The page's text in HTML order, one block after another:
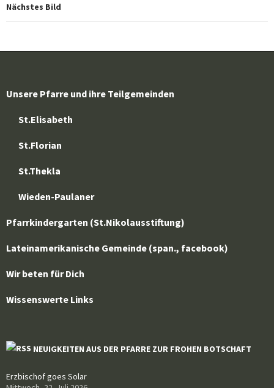
Nächstes Bild
Unsere Pfarre und ihre Teilgemeinden
St.Elisabeth
St.Florian
St.Thekla
Wieden-Paulaner
Pfarrkindergarten (St.Nikolausstiftung)
Lateinamerikanische Gemeinde (span., facebook)
Wir beten für Dich
Wissenswerte Links
NEUIGKEITEN AUS DER PFARRE ZUR FROHEN BOTSCHAFT
Erzbischof goes Solar